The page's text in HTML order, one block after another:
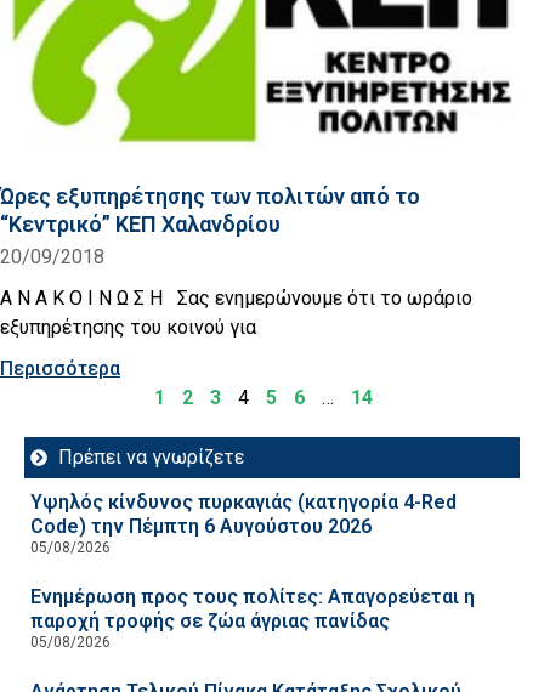
Ώρες εξυπηρέτησης των πολιτών από το
“Κεντρικό” ΚΕΠ Χαλανδρίου
20/09/2018
Α Ν Α Κ Ο Ι Ν Ω Σ Η Σας ενημερώνουμε ότι το ωράριο
εξυπηρέτησης του κοινού για
Περισσότερα
1
2 3 4 5 6 … 14
Πρέπει να γνωρίζετε
Υψηλός κίνδυνος πυρκαγιάς (κατηγορία 4-Red
Code) την Πέμπτη 6 Αυγούστου 2026
05/08/2026
Ενημέρωση προς τους πολίτες: Απαγορεύεται η
παροχή τροφής σε ζώα άγριας πανίδας
05/08/2026